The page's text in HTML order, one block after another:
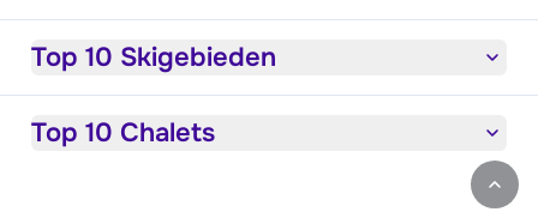
Top 10 Skigebieden
Top 10 Chalets